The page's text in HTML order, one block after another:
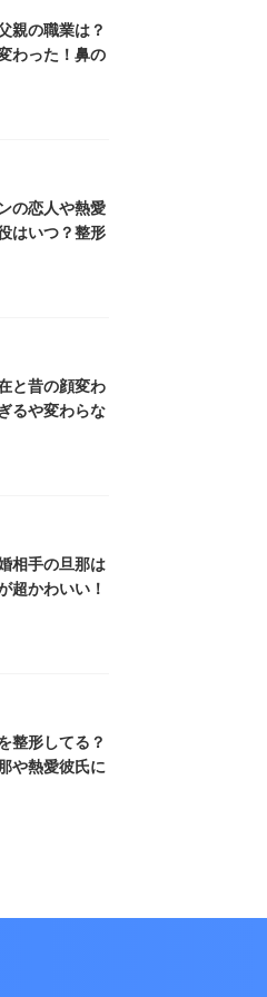
親の職業は？
わった！鼻の
の恋人や熱愛
はいつ？整形
と昔の顔変わ
るや変わらな
相手の旦那は
超かわいい！
整形してる？
や熱愛彼氏に